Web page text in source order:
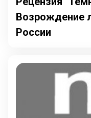
Возрождение
России